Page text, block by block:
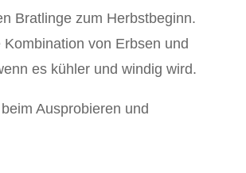
Bratlinge zum Herbstbeginn.
Kombination von Erbsen und
es kühler und windig wird.
Ausprobieren und